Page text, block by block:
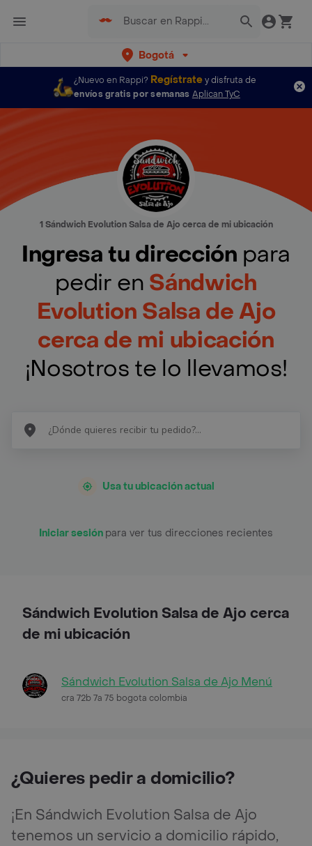
Bogotá
¿Nuevo en Rappi? Regístratey disfruta de
envíos gratis por semanas Aplican TyC
1 Sándwich Evolution Salsa de Ajo cerca de mi ubicación
Ingresa tu dirección para
pedir en Sándwich
Evolution Salsa de Ajo
cerca de mi ubicación
¡Nosotros te lo llevamos!
Usa tu ubicación actual
Iniciar sesión para ver tus direcciones recientes
Sándwich Evolution Salsa de Ajo cerca
de mi ubicación
Sándwich Evolution Salsa de Ajo Menú
cra 72b 7a 75 bogota colombia
¿Quieres pedir a domicilio?
¡En Sándwich Evolution Salsa de Ajo
tenemos un servicio a domicilio rápido,